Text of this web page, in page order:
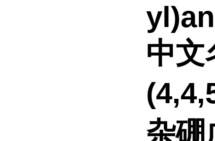
中文
杂硼